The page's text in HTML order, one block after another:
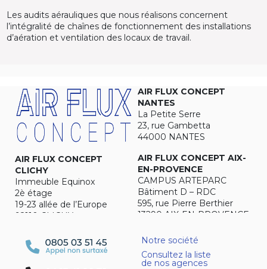
Les audits aérauliques que nous réalisons concernent
l’intégralité de chaînes de fonctionnement des installations
d’aération et ventilation des locaux de travail.
AIR FLUX CONCEPT
CLICHY
Immeuble Equinox
2è étage
19-23 allée de l’Europe
92110 CLICHY
AIR FLUX CONCEPT
NANTES
La Petite Serre
23, rue Gambetta
44000 NANTES
AIR FLUX CONCEPT AIX-
EN-PROVENCE
CAMPUS ARTEPARC
Bâtiment D – RDC
595, rue Pierre Berthier
13290 AIX-EN-PROVENCE
Notre société
Consultez la liste
de nos agences